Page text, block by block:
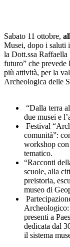
Sabato 11 ottobre,
Musei, dopo i saluti
la Dott.ssa
futuro” che
più attività, per la
Archeologica delle
“Dalla terra
due musei e
Festival
comunità”:
workshop
tematico.
“Racconti
scuole, alla
preistoria,
museo di
presenti a
dedicata dal
il sistema